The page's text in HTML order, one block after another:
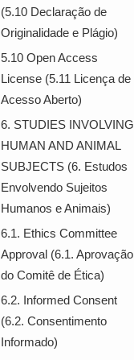
(5.10 Declaração de
Originalidade e Plágio)
5.10 Open Access
License (5.11 Licença de
Acesso Aberto)
6. STUDIES INVOLVING
HUMAN AND ANIMAL
SUBJECTS (6. Estudos
Envolvendo Sujeitos
Humanos e Animais)
6.1. Ethics Committee
Approval (6.1. Aprovação
do Comitê de Ética)
6.2. Informed Consent
(6.2. Consentimento
Informado)